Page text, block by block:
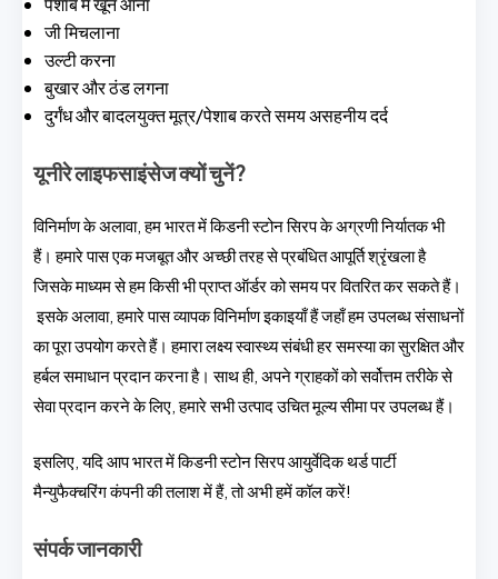
जी मिचलाना
उल्टी करना
बुखार और ठंड लगना
दुर्गंध और बादलयुक्त मूत्र/पेशाब करते समय असहनीय दर्द
यूनीरे लाइफसाइंसेज क्यों चुनें?
विनिर्माण के अलावा, हम भारत में किडनी स्टोन सिरप के अग्रणी निर्यातक भी
हैं। हमारे पास एक मजबूत और अच्छी तरह से प्रबंधित आपूर्ति श्रृंखला है
जिसके माध्यम से हम किसी भी प्राप्त ऑर्डर को समय पर वितरित कर सकते हैं।
इसके अलावा, हमारे पास व्यापक विनिर्माण इकाइयाँ हैं जहाँ हम उपलब्ध संसाधनों
का पूरा उपयोग करते हैं। हमारा लक्ष्य स्वास्थ्य संबंधी हर समस्या का सुरक्षित और
हर्बल समाधान प्रदान करना है। साथ ही, अपने ग्राहकों को सर्वोत्तम तरीके से
सेवा प्रदान करने के लिए, हमारे सभी उत्पाद उचित मूल्य सीमा पर उपलब्ध हैं।
इसलिए, यदि आप भारत में किडनी स्टोन सिरप आयुर्वेदिक थर्ड पार्टी
मैन्युफैक्चरिंग कंपनी की तलाश में हैं, तो अभी हमें कॉल करें!
संपर्क जानकारी